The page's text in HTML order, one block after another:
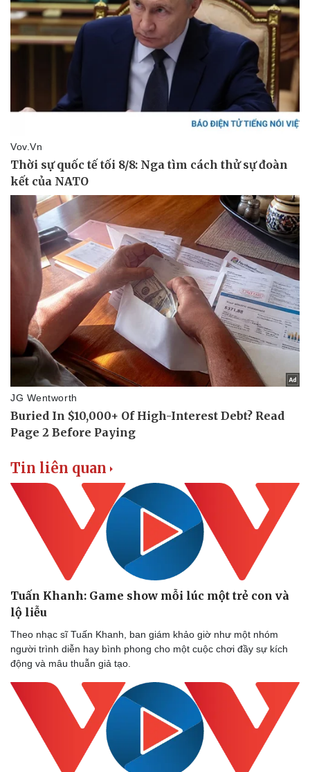
Lịch thi đấu bóng đá
Thế giới thể thao
Hậu trường
Ô tô - Xe máy
Ô tô
Xe máy
Tin liên quan
Tuấn Khanh: Game show mỗi lúc một trẻ con và
lộ liễu
Theo nhạc sĩ Tuấn Khanh, ban giám khảo giờ như một nhóm
người trình diễn hay bình phong cho một cuộc chơi đầy sự kích
động và mâu thuẫn giả tạo.